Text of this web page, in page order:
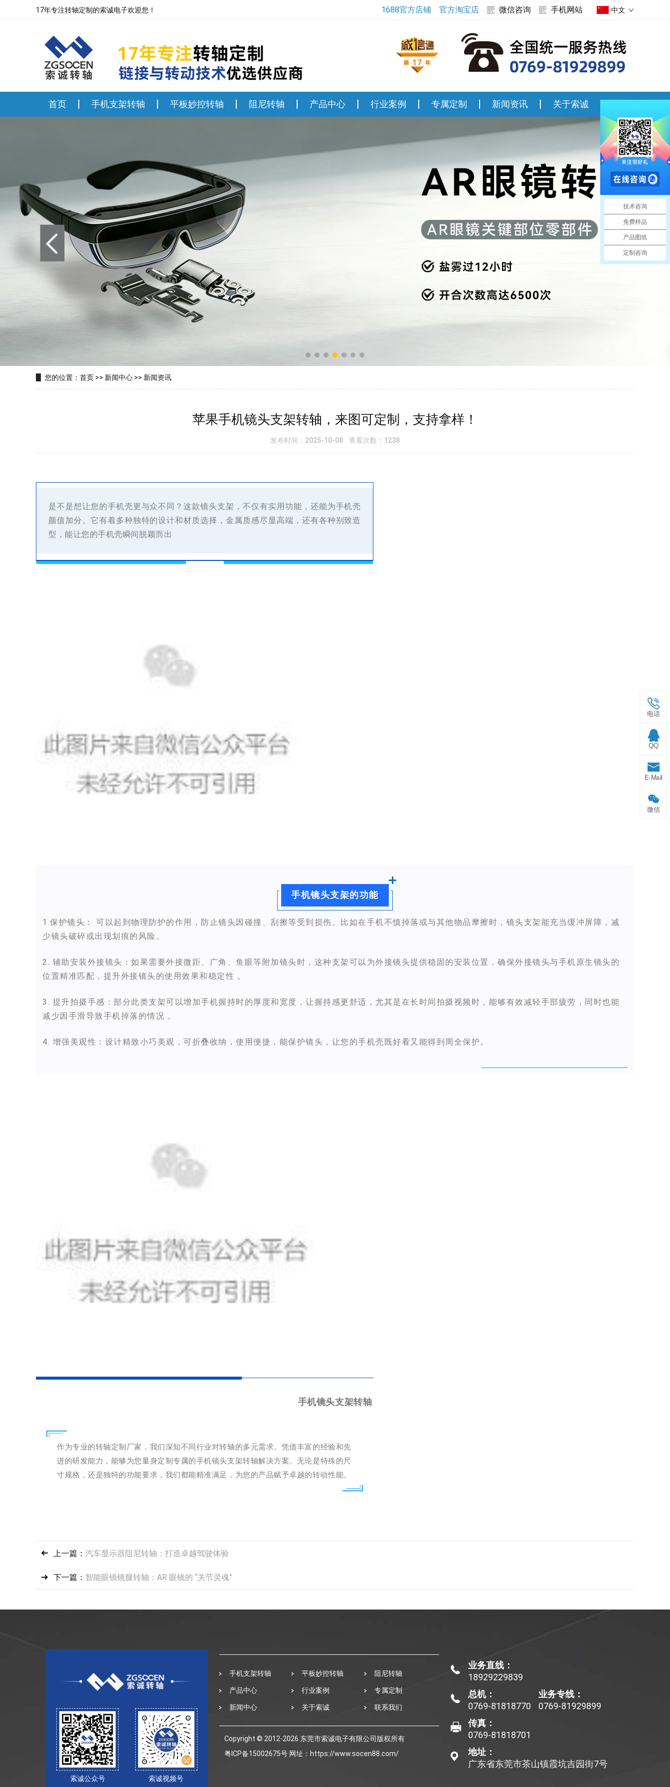
17年专注转轴定制的索诚电子欢迎您！ 1688官方店铺 官方淘宝店 微信咨询 手机网站 中文
首页 手机支架转轴 平板妙控转轴 阻尼转轴 产品中心 行业案例 专属定制 新闻资讯 关于索诚
您的位置： 首页 >> 新闻中心 >> 新闻资讯
苹果手机镜头支架转轴，来图可定制，支持拿样！
发布时间：2025-10-08 查看次数：1238
是不是想让您的手机壳更与众不同？这款镜头支架，不仅有实用功能，还能为手机壳
颜值加分。它有着多种独特的设计和材质选择，金属质感尽显高端，还有各种别致造
型，能让您的手机壳瞬间脱颖而出
手机镜头支架的功能
1.保护镜头： 可以起到物理防护的作用，防止镜头因碰撞、刮擦等受到损伤。比如在手机不慎掉落或与其他物品摩擦时，镜头支架能充当缓冲屏障，减
少镜头破碎或出现划痕的风险。
2. 辅助安装外接镜头：如果需要外接微距、广角、鱼眼等附加镜头时，这种支架可以为外接镜头提供稳固的安装位置，确保外接镜头与手机原生镜头的
位置精准匹配，提升外接镜头的使用效果和稳定性 。
3. 提升拍摄手感：部分此类支架可以增加手机握持时的厚度和宽度，让握持感更舒适，尤其是在长时间拍摄视频时，能够有效减轻手部疲劳，同时也能
减少因手滑导致手机掉落的情况 。
4. 增强美观性：设计精致小巧美观，可折叠收纳，使用便捷，能保护镜头，让您的手机壳既好看又能得到周全保护。
手机镜头支架转轴
作为专业的转轴定制厂家，我们深知不同行业对转轴的多元需求。 凭借丰富的经验和先
进的研发能力，能够为您量身定制专属的手机镜头支架转轴解决方案。 无论是特殊的尺
寸规格，还是独特的功能要求，我们都能精准满足，为您的产品赋予卓越的转动性能。
上一篇： 汽车显示器阻尼转轴：打造卓越驾驶体验
下一篇： 智能眼镜镜腿转轴：AR 眼镜的 “关节灵魂”
索诚公众号 索诚视频号
手机支架转轴 平板妙控转轴 阻尼转轴
产品中心 行业案例 专属定制
新闻中心 关于索诚 联系我们
Copyright © 2012-2026 东莞市索诚电子有限公司版权所有
粤ICP备15002675号 网址：https://www.socen88.com/
业务直线：
18929229839
总机：
0769-81818770
业务专线：
0769-81929899
传真：
0769-81818701
地址：
广东省东莞市茶山镇霞坑吉园街7号
电话
QQ
E-Mail
微信
技术咨询
免费样品
产品图纸
定制咨询